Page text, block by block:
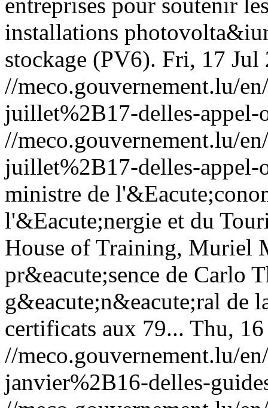
installations
stockage (PV6). Fri, 17 Jul
//meco.gouvernement.lu/
juillet%2B17-delles-appel-
//meco.gouvernement.lu/
juillet%2B17-delles-appel-
ministre de
l'&Eacute;nergie et du
House of Training, Muriel
pr&eacute;sence de Carlo
g&eacute;n&eacute;ral de
certificats aux 79... Thu,
//meco.gouvernement.lu/
janvier%2B16-delles-